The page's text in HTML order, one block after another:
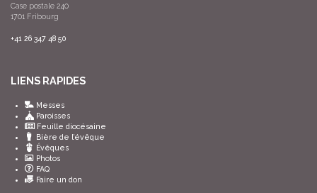
Case postale 240
1701 Fribourg
+41 26 347 48 50
LIENS RAPIDES
Messes
Paroisses
Feuille diocésaine
Bière de l’évêque
Évêques
Photos
FAQ
Faire un don